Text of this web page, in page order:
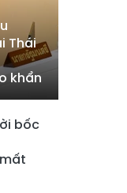
Thái
khẩn
bốc